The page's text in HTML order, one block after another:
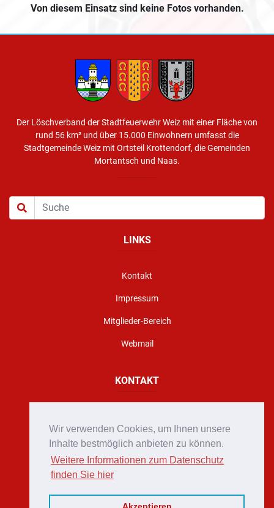
Wir verwenden Cookies, um Ihnen unsere
Inhalte bestmöglich anbieten zu können.
Weitere Informationen zum Datenschutz
finden Sie hier
Von diesem Einsatz sind keine Fotos vorhanden.
Der Löschverband der Stadtfeuerwehr Weiz mit einer Fläche von
rund 56 km² und über 15.000 Einwohnern umfasst die
Stadtgemeinde Weiz mit Ortsteil Krottendorf, die Gemeinden
Mortantsch und Naas.
LINKS
Kontakt
Impressum
Mitglieder-Bereich
Webmail
KONTAKT
office@stadtfeuerwehr-weiz.at
Notruf 122